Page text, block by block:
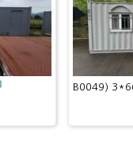
B0049)